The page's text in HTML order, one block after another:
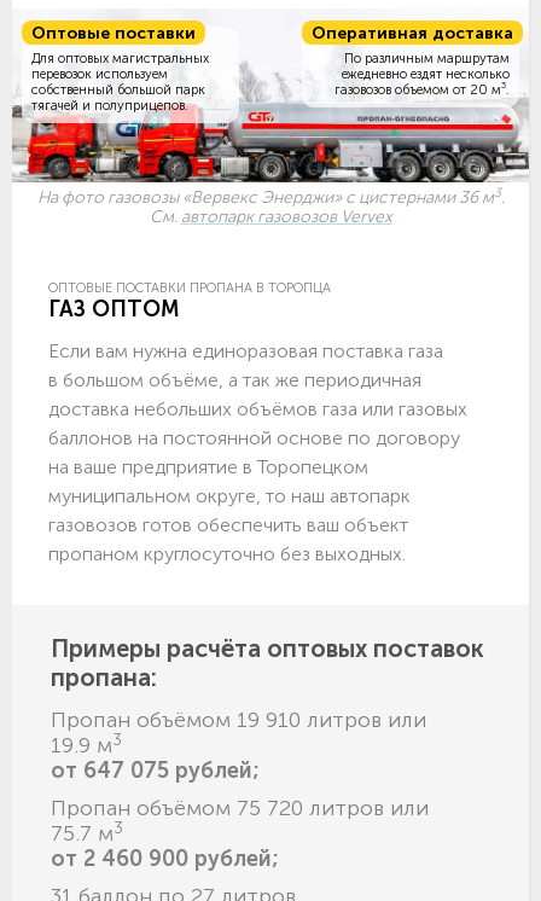
Оптовые поставки
Для оптовых магистральных
перевозок используем
собственный большой парк
тягачей и полуприцепов.
Оперативная доставка
По различным маршрутам
ежедневно ездят несколько
газовозов объемом от 20 м3
На фото газовозы «Вервекс Энерджи» с цистернами 36 м3.
См. автопарк газовозов Vervex
ОПТОВЫЕ ПОСТАВКИ ПРОПАНА В ТОРОПЦА
ГАЗ ОПТОМ
Если вам нужна единоразовая поставка газа
в большом объёме, а так же периодичная
доставка небольших объёмов газа или газовых
баллонов на постоянной основе по договору
на ваше предприятие в Торопецком
муниципальном округе, то наш автопарк
газовозов готов обеспечить ваш объект
пропаном круглосуточно без выходных.
Примеры расчёта оптовых поставок
пропана:
Пропан объёмом 19 910 литров или
19.9 м3
от 647 075 рублей;
Пропан объёмом 75 720 литров или
75.7 м3
от 2 460 900 рублей;